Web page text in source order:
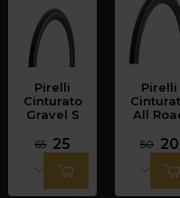
Pirelli
Cinturato
Gravel S
65 25
Pirelli
All
50 20